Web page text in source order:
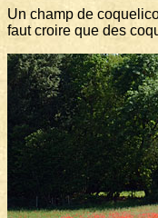
Un champ de
faut croire que des